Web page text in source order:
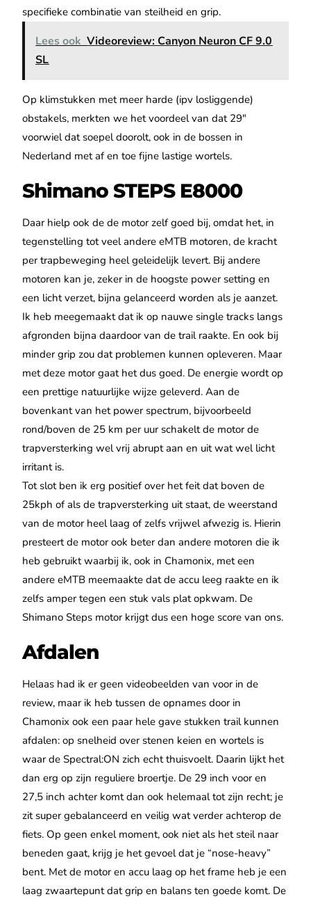
specifieke combinatie van steilheid en grip.
Lees ook Videoreview: Canyon Neuron CF 9.0
SL
Op klimstukken met meer harde (ipv losliggende)
obstakels, merkten we het voordeel van dat 29″
voorwiel dat soepel doorolt, ook in de bossen in
Nederland met af en toe fijne lastige wortels.
Shimano STEPS E8000
Daar hielp ook de de motor zelf goed bij, omdat het, in
tegenstelling tot veel andere eMTB motoren, de kracht
per trapbeweging heel geleidelijk levert. Bij andere
motoren kan je, zeker in de hoogste power setting en
een licht verzet, bijna gelanceerd worden als je aanzet.
Ik heb meegemaakt dat ik op nauwe single tracks langs
afgronden bijna daardoor van de trail raakte. En ook bij
minder grip zou dat problemen kunnen opleveren. Maar
met deze motor gaat het dus goed. De energie wordt op
een prettige natuurlijke wijze geleverd. Aan de
bovenkant van het power spectrum, bijvoorbeeld
rond/boven de 25 km per uur schakelt de motor de
trapversterking wel vrij abrupt aan en uit wat wel licht
irritant is.
Tot slot ben ik erg positief over het feit dat boven de
25kph of als de trapversterking uit staat, de weerstand
van de motor heel laag of zelfs vrijwel afwezig is. Hierin
presteert de motor ook beter dan andere motoren die ik
heb gebruikt waarbij ik, ook in Chamonix, met een
andere eMTB meemaakte dat de accu leeg raakte en ik
zelfs amper tegen een stuk vals plat opkwam. De
Shimano Steps motor krijgt dus een hoge score van ons.
Afdalen
Helaas had ik er geen videobeelden van voor in de
review, maar ik heb tussen de opnames door in
Chamonix ook een paar hele gave stukken trail kunnen
afdalen: op snelheid over stenen keien en wortels is
waar de Spectral:ON zich echt thuisvoelt. Daarin lijkt het
dan erg op zijn reguliere broertje. De 29 inch voor en
27,5 inch achter komt dan ook helemaal tot zijn recht; je
zit super gebalanceerd en veilig wat verder achterop de
fiets. Op geen enkel moment, ook niet als het steil naar
beneden gaat, krijg je het gevoel dat je “nose-heavy”
bent. Met de motor en accu laag op het frame heb je een
laag zwaartepunt dat grip en balans ten goede komt. De